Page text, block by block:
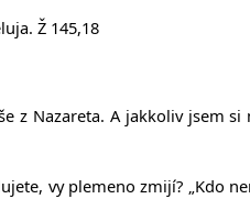
Ž 145,18
z Nazareta. A jakkoliv jsem
vy plemeno zmijí? „Kdo